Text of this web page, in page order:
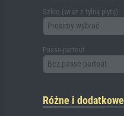
Szkło (wraz z tylną płytą)
Prosimy wybrać
Passe-partout
Bez passe-partout
Różne i dodatkowe